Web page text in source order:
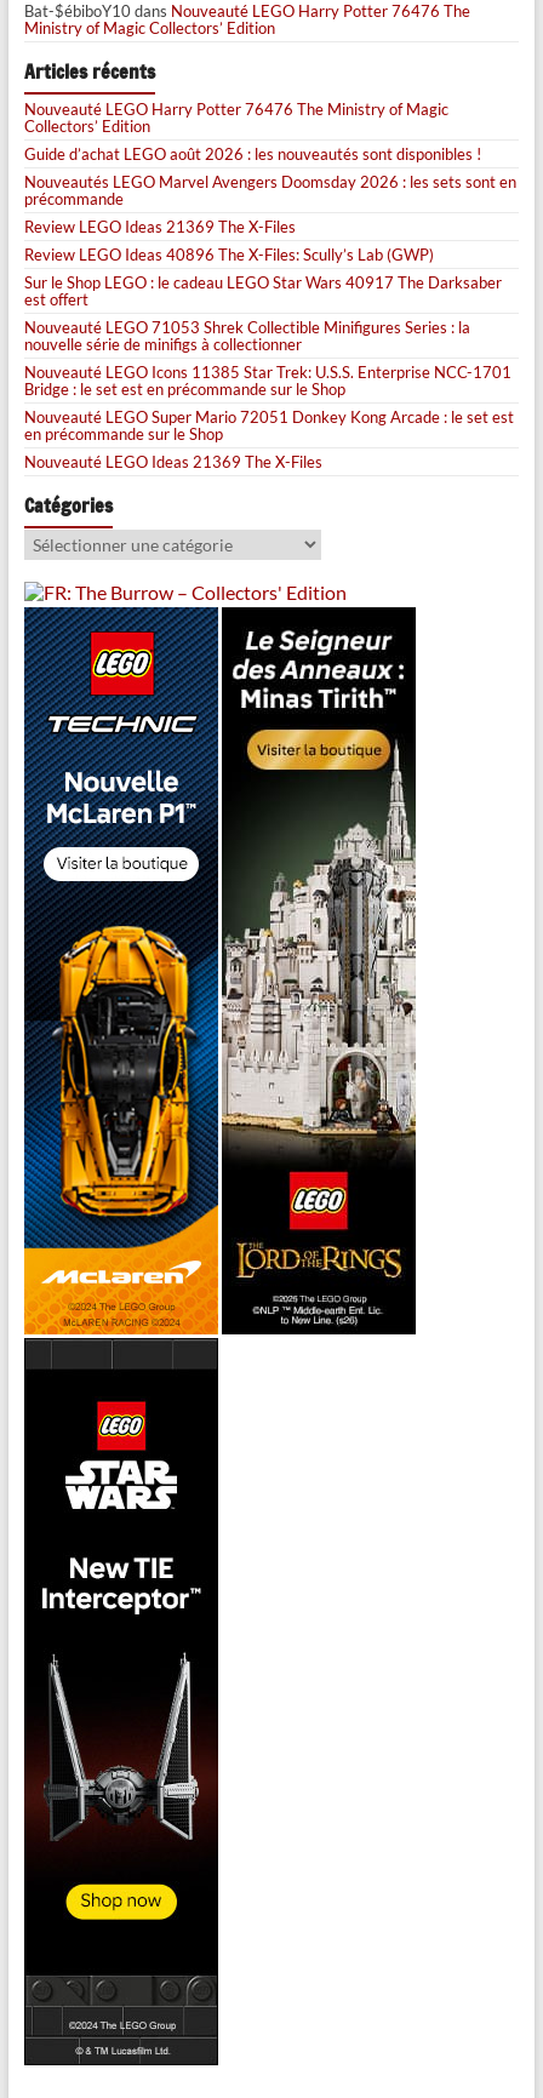
Bat-$ébiboY10dans Nouveauté LEGO Harry Potter 76476 The
Ministry of Magic Collectors’ Edition
Articles récents
Nouveauté LEGO Harry Potter 76476 The Ministry of Magic
Collectors’ Edition
Guide d’achat LEGO août 2026 : les nouveautés sont disponibles !
Nouveautés LEGO Marvel Avengers Doomsday 2026 : les sets sont en
précommande
Review LEGO Ideas 21369 The X-Files
Review LEGO Ideas 40896 The X-Files: Scully’s Lab (GWP)
Sur le Shop LEGO : le cadeau LEGO Star Wars 40917 The Darksaber
est offert
Nouveauté LEGO 71053 Shrek Collectible Minifigures Series : la
nouvelle série de minifigs à collectionner
Nouveauté LEGO Icons 11385 Star Trek: U.S.S. Enterprise NCC-1701
Bridge : le set est en précommande sur le Shop
Nouveauté LEGO Super Mario 72051 Donkey Kong Arcade : le set est
en précommande sur le Shop
Nouveauté LEGO Ideas 21369 The X-Files
Catégories
Catégories